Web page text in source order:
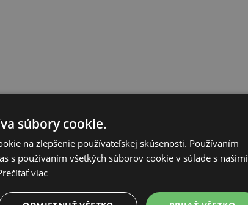
súbory cookie.
na zlepšenie používateľskej skúsenosti. Používaním
s používaním všetkých súborov cookie v súlade s našimi
viac